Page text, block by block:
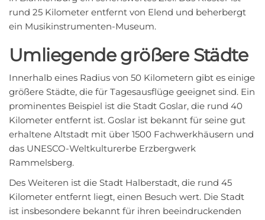
rund 25 Kilometer entfernt von Elend und beherbergt
ein Musikinstrumenten-Museum.
Umliegende größere Städte
Innerhalb eines Radius von 50 Kilometern gibt es einige
größere Städte, die für Tagesausflüge geeignet sind. Ein
prominentes Beispiel ist die Stadt Goslar, die rund 40
Kilometer entfernt ist. Goslar ist bekannt für seine gut
erhaltene Altstadt mit über 1500 Fachwerkhäusern und
das UNESCO-Weltkulturerbe Erzbergwerk
Rammelsberg.
Des Weiteren ist die Stadt Halberstadt, die rund 45
Kilometer entfernt liegt, einen Besuch wert. Die Stadt
ist insbesondere bekannt für ihren beeindruckenden